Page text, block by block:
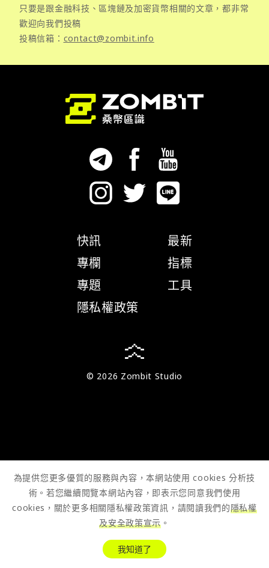
只要是跟金融科技、區塊鏈及加密貨幣相關的文章，都非常
歡迎向我們投稿
投稿信箱： contact@zombit.info
快訊
專欄
專題
隱私權政策
最新
指標
工具
© 2026 Zombit Studio
為提供您更多優質的服務與內容，本網站使用 cookies 分析技
術。若您繼續閱覽本網站內容，即表示您同意我們使用
cookies，關於更多相關隱私權政策資訊，請閱讀我們的隱私權
及安全政策宣示 。
我知道了